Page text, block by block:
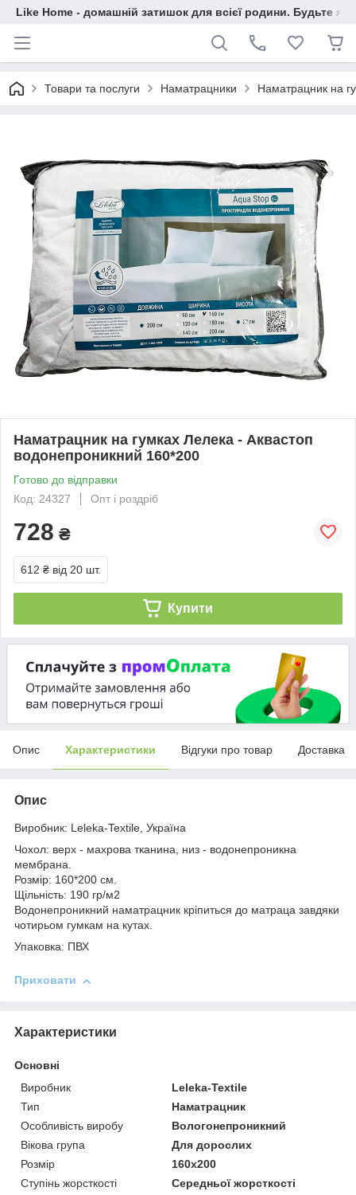
Like Home - домашній затишок для всієї родини. Будьте як
Товари та послуги Наматрацники Наматрацник на
Наматрацник на гумках Лелека - Аквастоп
водонепроникний 160*200
Готово до відправки
Код: 24327
Опт і роздріб
728 ₴
612 ₴ від 20 шт.
Купити
Опис Характеристики Відгуки про товар Доставка
Опис
Виробник: Leleka-Textile, Україна
Чохол: верх - махрова тканина, низ - водонепроникна
мембрана.
Розмір: 160*200 см.
Щільність: 190 гр/м2
Водонепроникний наматрацник кріпиться до матраца завдяки
чотирьом гумкам на кутах.
Упаковка: ПВХ
Приховати
Характеристики
Основні
Виробник
Leleka-Textile
Тип
Наматрацник
Особливість виробу
Вологонепроникний
Вікова група
Для дорослих
Розмір
160x200
Ступінь жорсткості
Середньої жорсткості